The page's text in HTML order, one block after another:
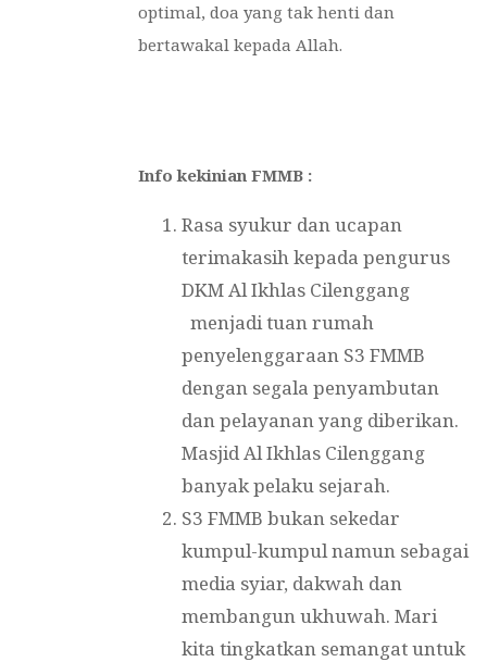
optimal, doa yang tak henti dan
bertawakal kepada Allah.
Info kekinian FMMB :
Rasa syukur dan ucapan
terimakasih kepada pengurus
DKM Al Ikhlas Cilenggang
menjadi tuan rumah
penyelenggaraan S3 FMMB
dengan segala penyambutan
dan pelayanan yang diberikan.
Masjid Al Ikhlas Cilenggang
banyak pelaku sejarah.
S3 FMMB bukan sekedar
kumpul-kumpul namun sebagai
media syiar, dakwah dan
membangun ukhuwah. Mari
kita tingkatkan semangat untuk